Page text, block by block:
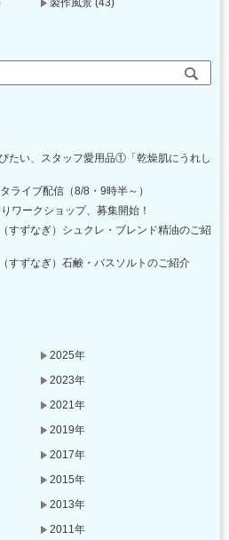
たい、スタッフ愛用品①「乾燥肌にうれし
ライブ配信（8/8・9時半～）
ワークショップ、募集開始！
すずなぎ）シュクレ・ブレンド精油のご紹
（すずなぎ）石鹸・バスソルトのご紹介
2025年
2023年
2021年
2019年
2017年
2015年
2013年
2011年